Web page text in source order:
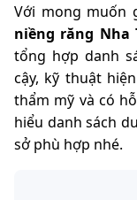
Với mong muốn
niềng răng Nha
tổng hợp danh
cậy, kỹ thuật
thẩm mỹ và có
hiểu danh sách
sở phù hợp nhé.